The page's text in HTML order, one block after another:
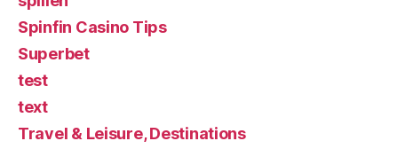
Spinfin Casino Tips
Superbet
test
text
Travel & Leisure, Destinations